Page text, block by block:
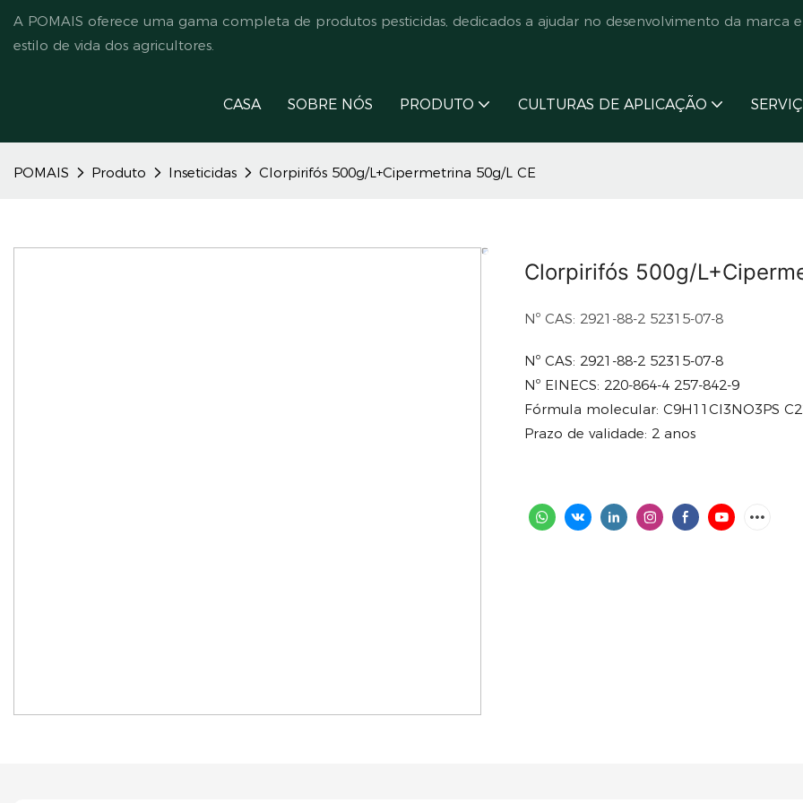
A POMAIS oferece uma gama completa de produtos pesticidas, dedicados a ajudar no desenvolvimento da marca
estilo de vida dos agricultores.
CASA SOBRE NÓS PRODUTO CULTURAS DE APLICAÇÃO
POMAIS Produto Inseticidas Clorpirifós 500g/L+Cipermetrina 50g/L CE
Clorpirifós 500g/
Nº CAS: 2921-88-2 52315-07-8
Nº CAS: 2921-88-2 52315-07-8
Nº EINECS: 220-864-4 257-842-9
Fórmula molecular: C9H11Cl3NO3PS
Prazo de validade: 2 anos